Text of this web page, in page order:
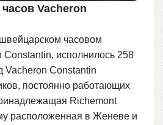
Vacheron
часовом
Constantin, исполнилось 258
Vacheron Constantin
постоянно работающих
Richemont
расположенная в Женеве и